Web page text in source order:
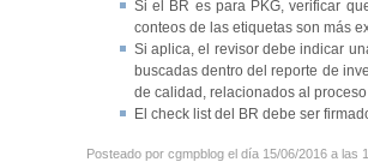
Si el BR es para PKG, verificar
conteos de las etiquetas son más
Si aplica, el revisor debe indicar
buscadas dentro del reporte de
de calidad, relacionados al
El check list del BR debe ser
Posteado por cgmpblog el día 15/06/2016 a las